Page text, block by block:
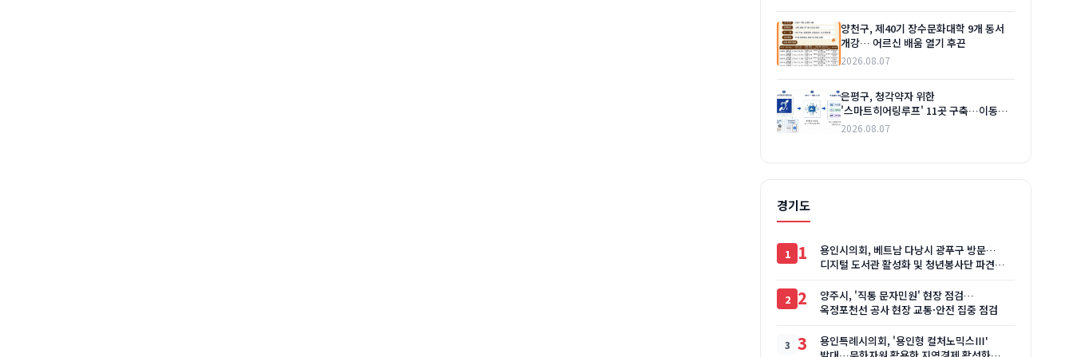
양천구, 제40기 장수문화대학 9개 동서
개강… 어르신 배움 열기 후끈
2026.08.07
은평구, 청각약자 위한
'스마트히어링루프' 11곳 구축…이동
편의 높인다
2026.08.07
경기도
1
용인시의회, 베트남 다낭시 광푸구 방문…
디지털 도서관 활성화 및 청년봉사단 파견
2
양주시, '직통 문자민원' 현장 점검…
옥정포천선 공사 현장 교통·안전 집중 점검
3
용인특례시의회, '용인형 컬처노믹스Ⅲ'